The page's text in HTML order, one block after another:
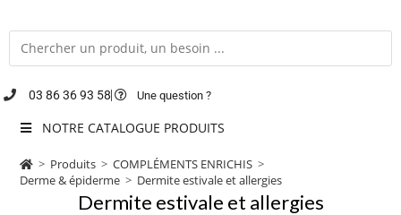
03 86 36 93 58 Une question ?
NOTRE CATALOGUE PRODUITS
> Produits > COMPLÉMENTS ENRICHIS >
Derme & épiderme > Dermite estivale et allergies
Dermite estivale et allergies